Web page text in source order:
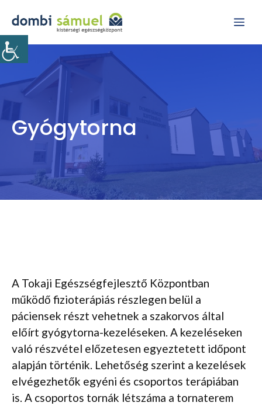
tartalomba
Gyógytorna
A Tokaji Egészségfejlesztő Központban
működő fizioterápiás részlegen belül a
páciensek részt vehetnek a szakorvos által
előírt gyógytorna-kezeléseken. A kezeléseken
való részvétel előzetesen egyeztetett időpont
alapján történik. Lehetőség szerint a kezelések
elvégezhetők egyéni és csoportos terápiában
is. A csoportos tornák létszáma a tornaterem